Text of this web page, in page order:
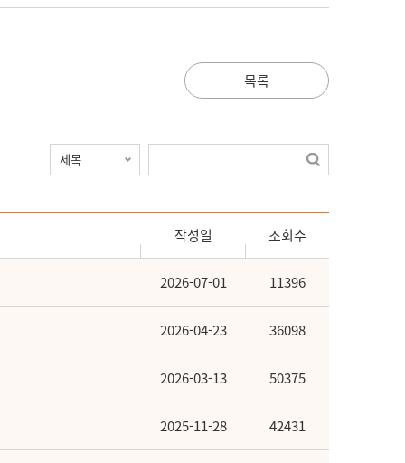
목록
작성일 조회수
2026-07-01 11396
2026-04-23 36098
2026-03-13 50375
2025-11-28 42431